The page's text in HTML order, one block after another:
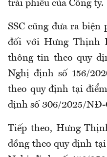
trái phiếu của Công ty.
SSC cũng đưa ra biện
đối với Hưng Thịnh
thông tin theo quy
Nghị định số 156/
theo quy định tại
định số 306/2025/NĐ-
Tiếp theo, Hưng
đồng theo quy định